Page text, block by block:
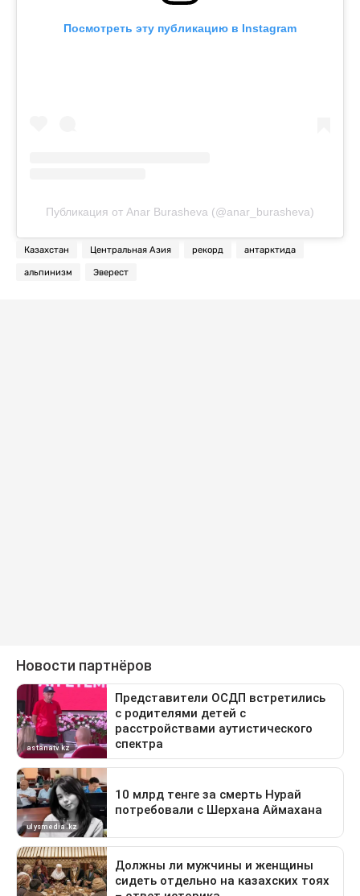
Посмотреть эту публикацию в Instagram
Публикация от Anar Burasheva (@anar_burasheva)
Казахстан Центральная Азия рекорд антарктида
альпинизм Эверест